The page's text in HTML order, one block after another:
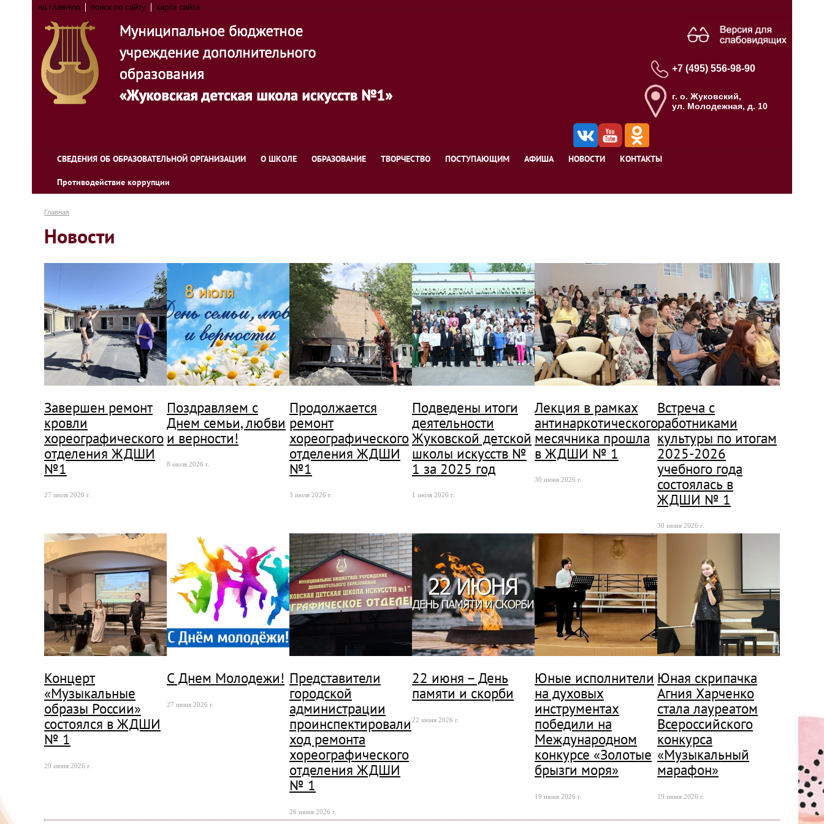
на главную поиск по сайту карта сайта
+7 (495) 556-98-90
г. о. Жуковский,
ул. Молодежная, д. 10
СВЕДЕНИЯ ОБ ОБРАЗОВАТЕЛЬНОЙ ОРГАНИЗАЦИИ О ШКОЛЕ ОБРАЗОВАНИЕ ТВОРЧЕСТВО ПОСТУПАЮЩИМ АФИША НОВОСТИ КОНТАКТЫ
Противодействие коррупции
Главная
Новости
Завершен ремонт
кровли
хореографического
отделения ЖДШИ
№1
27 июля 2026 г.
Поздравляем с
Днем семьи, любви
и верности!
8 июля 2026 г.
Продолжается
ремонт
хореографического
отделения ЖДШИ
№1
3 июля 2026 г.
Подведены итоги
деятельности
Жуковской детской
школы искусств №
1 за 2025 год
1 июля 2026 г.
Лекция в рамках
антинаркотического
месячника прошла
в ЖДШИ № 1
30 июня 2026 г.
Встреча с
работниками
культуры по итогам
2025-2026
учебного года
состоялась в
ЖДШИ № 1
30 июня 2026 г.
Концерт
«Музыкальные
образы России»
состоялся в ЖДШИ
№ 1
29 июня 2026 г.
С Днем Молодежи!
27 июня 2026 г.
Представители
городской
администрации
проинспектировали
ход ремонта
хореографического
отделения ЖДШИ
№ 1
26 июня 2026 г.
22 июня – День
памяти и скорби
22 июня 2026 г.
Юные исполнители
на духовых
инструментах
победили на
Международном
конкурсе «Золотые
брызги моря»
19 июня 2026 г.
Юная скрипачка
Агния Харченко
стала лауреатом
Всероссийского
конкурса
«Музыкальный
марафон»
19 июня 2026 г.